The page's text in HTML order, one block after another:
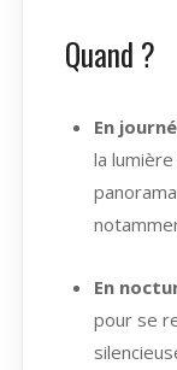
Quand ?
En
la
En
pour se